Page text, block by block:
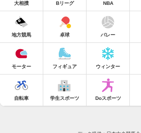
大相撲 Bリーグ NBA
地方競馬 卓球 バレー
モーター フィギュア ウィンター
自転車 学生スポーツ Doスポーツ